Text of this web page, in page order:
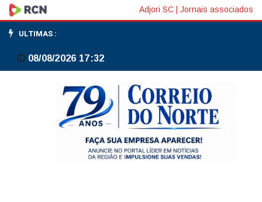
CNU
1:
portarias
autorizam
nomeações
aprovados
Adjori SC Jornais associados
ULTIMAS :
08/08/2026 17:32